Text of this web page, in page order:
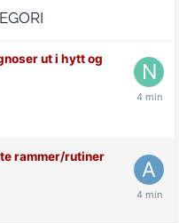
ut i hytt og
rammer/rutiner